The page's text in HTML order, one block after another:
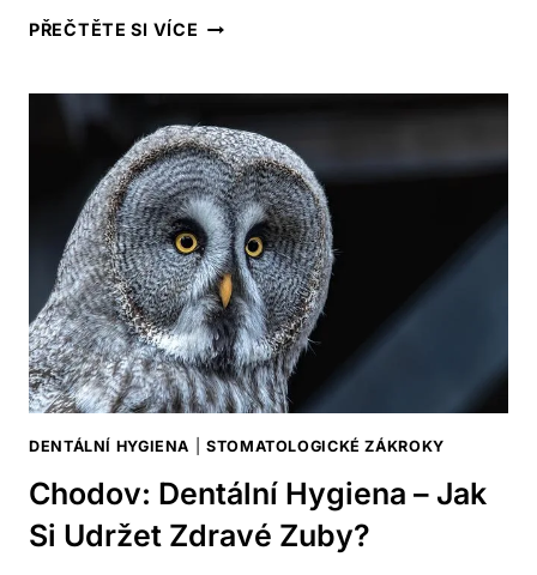
PŘEČTĚTE SI VÍCE LITOMYŠL:
JAKÉ
JSOU
NEJLEPŠÍ
PRAKTIKY?
DENTÁLNÍ HYGIENA STOMATOLOGICKÉ ZÁKROKY
Chodov: Dentální Hygiena – Jak
Si Udržet Zdravé Zuby?